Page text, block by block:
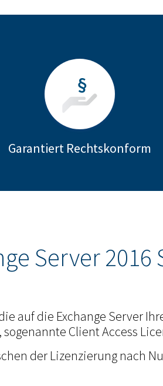
Garantiert Rechtskonform
Server
auf die Exchange Server
Client Access
der Lizenzierung nach